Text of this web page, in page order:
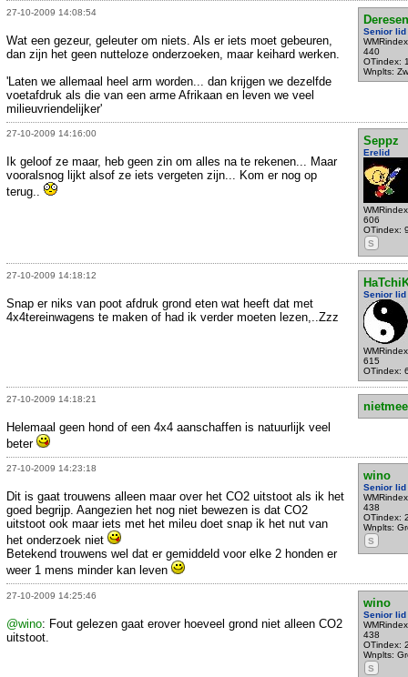
27-10-2009 14:08:54
Deresen
Senior lid
440
OTindex:
Wnplts:
Wat een gezeur, geleuter om niets. Als er iets moet gebeuren,
dan zijn het geen nutteloze onderzoeken, maar keihard werken.
'Laten we allemaal heel arm worden... dan krijgen we dezelfde
voetafdruk als die van een arme Afrikaan en leven we veel
milieuvriendelijker'
27-10-2009 14:16:00
Seppz
Erelid
606
OTindex:
S
Ik geloof ze maar, heb geen zin om alles na te rekenen... Maar
vooralsnog lijkt alsof ze iets vergeten zijn... Kom er nog op
terug..
27-10-2009 14:18:12
Senior lid
615
OTindex:
Snap er niks van poot afdruk grond eten wat heeft dat met
4x4tereinwagens te maken of had ik verder moeten lezen,..Zzz
27-10-2009 14:18:21
Helemaal geen hond of een 4x4 aanschaffen is natuurlijk veel
beter
27-10-2009 14:23:18
wino
Senior lid
438
OTindex:
Wnplts:
S
Dit is gaat trouwens alleen maar over het CO2 uitstoot als ik het
goed begrijp. Aangezien het nog niet bewezen is dat CO2
uitstoot ook maar iets met het mileu doet snap ik het nut van
het onderzoek niet
Betekend trouwens wel dat er gemiddeld voor elke 2 honden er
weer 1 mens minder kan leven
27-10-2009 14:25:46
wino
Senior lid
438
OTindex:
Wnplts:
S
@wino: Fout gelezen gaat erover hoeveel grond niet alleen CO2
uitstoot.